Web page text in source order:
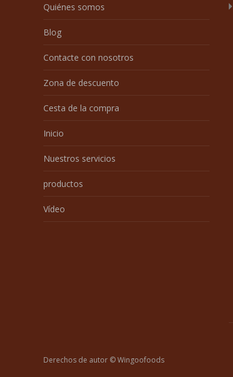
Quiénes somos
Blog
Contacte con nosotros
Zona de descuento
Cesta de la compra
Inicio
Nuestros servicios
productos
Vídeo
Derechos de autor © Wingoofoods